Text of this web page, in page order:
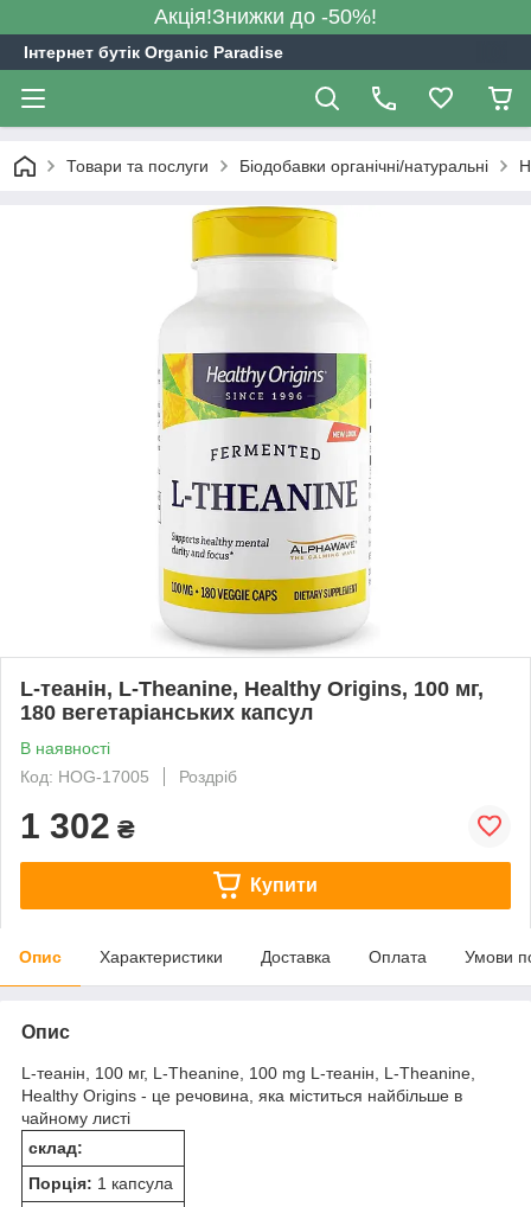
Акція!Знижки до -50%!
Інтернет бутік Organic Paradise
Товари та послуги Біодобавки органічні/натуральні
L-теанін, L-Theanine, Healthy Origins, 100 мг,
180 вегетаріанських капсул
В наявності
Код: HOG-17005
Роздріб
1 302 ₴
Купити
Опис Характеристики Доставка Оплата Умови
Опис
L-теанін, 100 мг, L-Theanine, 100 mg L-теанін, L-Theanine,
Healthy Origins - це речовина, яка міститься найбільше в
чайному листі
склад:
Порція: 1 капсула